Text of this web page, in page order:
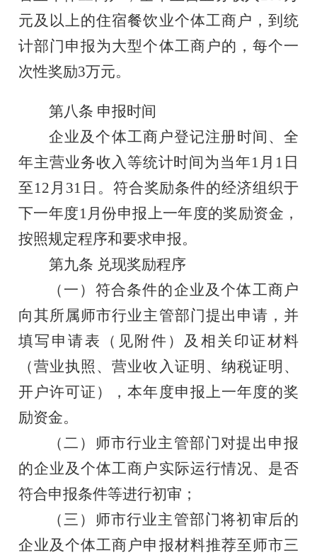
元及以上的住宿餐饮业个体工商户，到统
计部门申报为大型个体工商户的 ，每个一
次性奖励3万元。
第八条 申报时间
企业及个体工商户登记注册时间、全
年主营业务收入等统计时间为当年1月1日
至12月31日。符合奖励条件的经济组织于
下一年度1月份申报上一年度的奖励资金，
按照规定程序和要求申报。
第九条 兑现奖励程序
（一） 符合条件的企业及个体工商户
向其所属师市行业主管部门提出申请 ， 并
填写申请表（见附件） 及相关印证材料
（营业执照、营业收入证明、纳税证明 、
开户许可证）
，本年度申报上一年度的奖
励资金。
（二）师市行业主管部门对提出申报
的企业及个体工商户实际运行情况、是否
符合申报条件等进行初审；
（三）师市行业主管部门将初审后的
企业及个体工商户申报材料推荐至师市三